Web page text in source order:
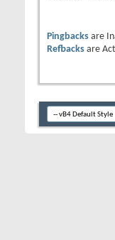
Pingbacks are
Refbacks are